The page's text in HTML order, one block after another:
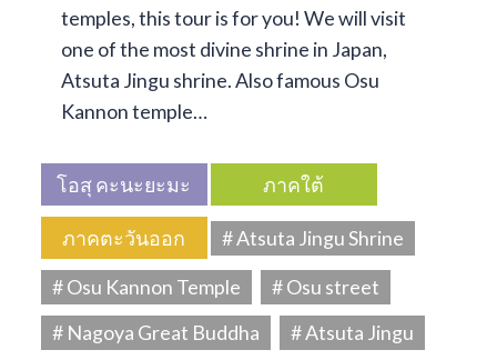
temples, this tour is for you! We will visit
one of the most divine shrine in Japan,
Atsuta Jingu shrine. Also famous Osu
Kannon temple…
โอสุ คะนะยะมะ ภาคใต้
ภาคตะวันออก
# Atsuta Jingu Shrine
# Osu Kannon Temple
# Osu street
# Nagoya Great Buddha
# Atsuta Jingu